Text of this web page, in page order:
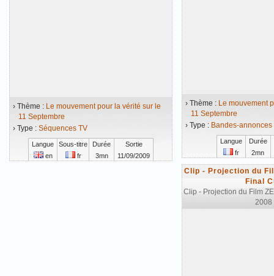
› Thème : Le mouvement pour la vérité sur le
11 Septembre
› Type : Séquences TV
Langue Sous-titre Durée
Sortie
en
fr 3mn 11/09/2009
› Thème : Le mouvement
11 Septembre
› Type : Bandes-annonces
Langue
Durée
fr
2mn
Vidéo mise en ligne
Clip - Projection du
Final
Clip - Projection du Film
2008